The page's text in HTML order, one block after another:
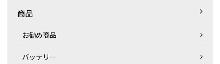
商品
お勧め商品
バッテリー